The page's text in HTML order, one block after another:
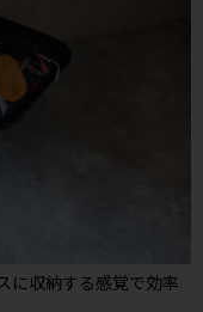
に収納する感覚で効率